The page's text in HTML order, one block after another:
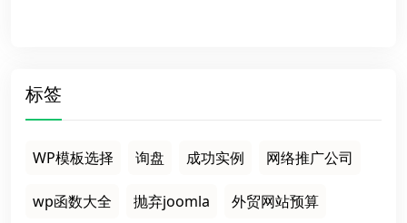
标签
WP模板选择 询盘 成功实例 网络推广公司
wp函数大全 抛弃joomla 外贸网站预算